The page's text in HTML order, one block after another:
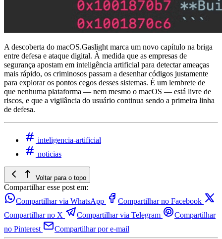
A descoberta do macOS.Gaslight marca um novo capítulo na briga
entre defesa e ataque digital. À medida que as empresas de
segurança apostam em inteligência artificial para detectar ameaças
mais rápido, os criminosos passam a desenhar códigos justamente
para explorar os pontos cegos desses sistemas. É um lembrete de
que nenhuma plataforma — nem mesmo o macOS — está livre de
riscos, e que a vigilância do usuário continua sendo a primeira linha
de defesa.
inteligencia-artificial
noticias
Voltar para o topo
Compartilhar esse post em:
Compartilhar via WhatsApp
Compartilhar no Facebook
Compartilhar no X
Compartilhar via Telegram
Compartilhar
no Pinterest
Compartilhar por e-mail